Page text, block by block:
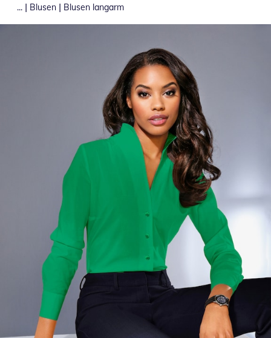
... | Blusen | Blusen langarm